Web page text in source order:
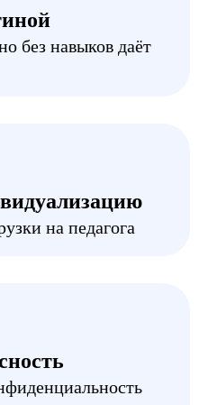
без навыков даёт
на педагога